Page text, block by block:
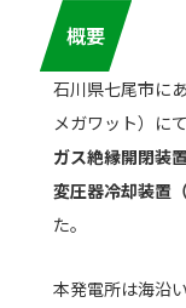
概要
石川県七尾市に
メガワット）にて
ガス絶縁開閉装
変圧器冷却装置
た。
本発電所は海沿